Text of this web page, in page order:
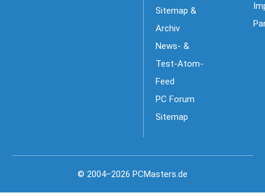
Sitemap &
Archiv
News- &
Test-Atom-
Feed
PC Forum
Sitemap
© 2004–2026 PCMasters.de